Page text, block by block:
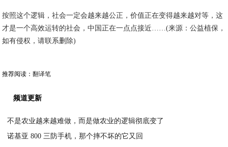
按照这个逻辑，社会一定会越来越公正，价值正在变得越来越对等，这
才是一个高效运转的社会，中国正在一点点接近……(来源：公益植保，
如有侵权，请联系删除)
推荐阅读：翻译笔
频道更新
不是农业越来越难做，而是做农业的逻辑彻底变了
诺基亚 800 三防手机，那个摔不坏的它又回